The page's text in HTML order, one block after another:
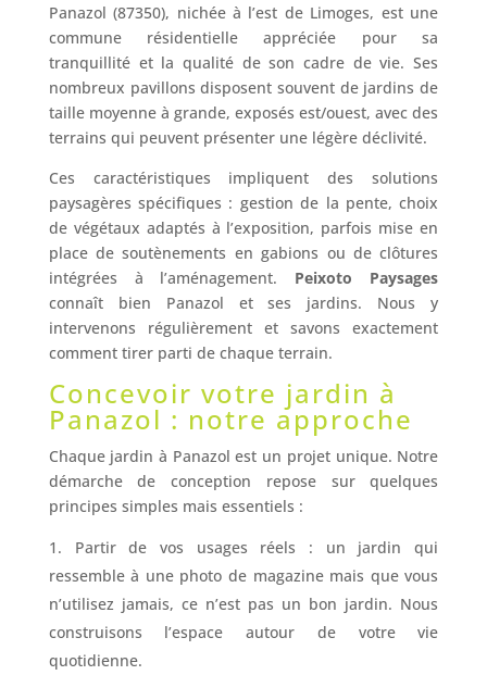
Panazol (87350), nichée à l’est de Limoges, est une
commune résidentielle appréciée pour sa
tranquillité et la qualité de son cadre de vie. Ses
nombreux pavillons disposent souvent de jardins de
taille moyenne à grande, exposés est/ouest, avec des
terrains qui peuvent présenter une légère déclivité.
Ces caractéristiques impliquent des solutions
paysagères spécifiques : gestion de la pente, choix
de végétaux adaptés à l’exposition, parfois mise en
place de soutènements en gabions ou de clôtures
intégrées à l’aménagement. Peixoto Paysages
connaît bien Panazol et ses jardins. Nous y
intervenons régulièrement et savons exactement
comment tirer parti de chaque terrain.
Concevoir votre jardin à
Panazol : notre approche
Chaque jardin à Panazol est un projet unique. Notre
démarche de conception repose sur quelques
principes simples mais essentiels :
Partir de vos usages réels : un jardin qui
ressemble à une photo de magazine mais que vous
n’utilisez jamais, ce n’est pas un bon jardin. Nous
construisons l’espace autour de votre vie
quotidienne.